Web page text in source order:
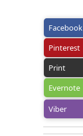
Facebook
Pinterest
Print
Evernote
Viber